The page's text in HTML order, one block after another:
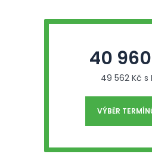
40
49 562 Kč s
VÝBĚR